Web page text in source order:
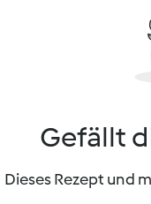
Gefällt
Dieses Rezept und